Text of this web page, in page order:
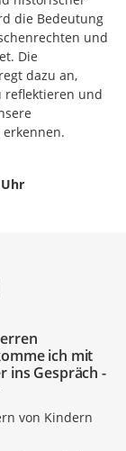
die Bedeutung
und
Die
dazu an,
reflektieren und
Uhr
ich mit
ins Gespräch -
von Kindern